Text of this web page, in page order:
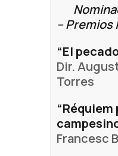
– Premios
“El
Dir.
Torres
“Réquiem
Francesc